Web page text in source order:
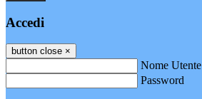
Accedi
button close ×
Nome Utente
Password